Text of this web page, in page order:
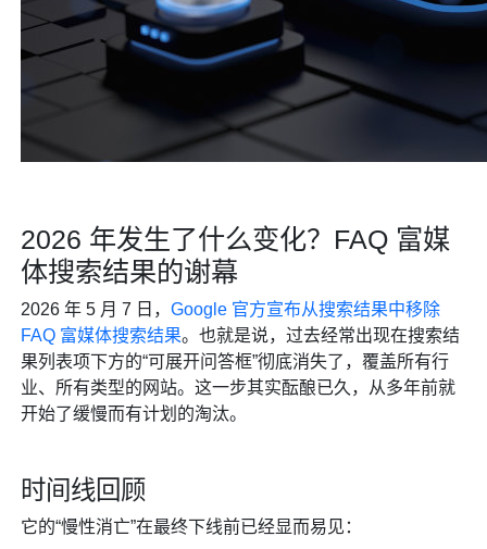
2026 年发生了什么变化？FAQ 富媒
体搜索结果的谢幕
2026 年 5 月 7 日，Google 官方宣布从搜索结果中移除
FAQ 富媒体搜索结果。也就是说，过去经常出现在搜索结
果列表项下方的“可展开问答框”彻底消失了，覆盖所有行
业、所有类型的网站。这一步其实酝酿已久，从多年前就
开始了缓慢而有计划的淘汰。
时间线回顾
它的“慢性消亡”在最终下线前已经显而易见：